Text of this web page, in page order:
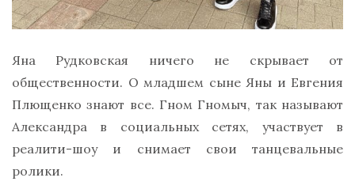
Яна Рудковская ничего не скрывает от
общественности. О младшем сыне Яны и Евгения
Плющенко знают все. Гном Гномыч, так называют
Александра в социальных сетях, участвует в
реалити-шоу и снимает свои танцевальные
ролики.